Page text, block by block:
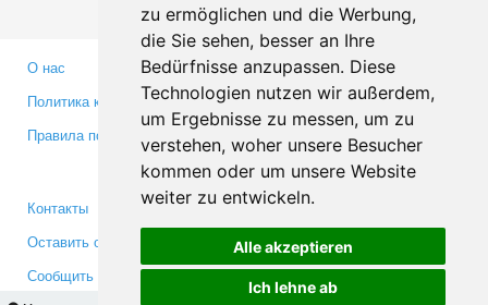
zu ermöglichen und die Werbung,
die Sie sehen, besser an Ihre
Bedürfnisse anzupassen. Diese
Technologien nutzen wir außerdem,
um Ergebnisse zu messen, um zu
verstehen, woher unsere Besucher
kommen oder um unsere Website
weiter zu entwickeln.
Alle akzeptieren
Ich lehne ab
О нас
Политика конфиденциальности
Правила пользования
Партнерам
Инвесторам
Медиа
Контакты
Оставить отзыв
Сообщить об ошибке
Facebook
Twitter
YouTube